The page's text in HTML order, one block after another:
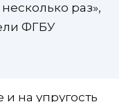
раз»,
ФГБУ
на упругость